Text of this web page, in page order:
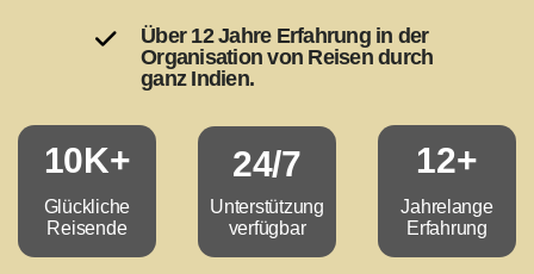
Über 12 Jahre Erfahrung in der
Organisation von Reisen durch
ganz Indien.
10K+
Glückliche
Reisende
24/7
Unterstützung
verfügbar
12+
Jahrelange
Erfahrung